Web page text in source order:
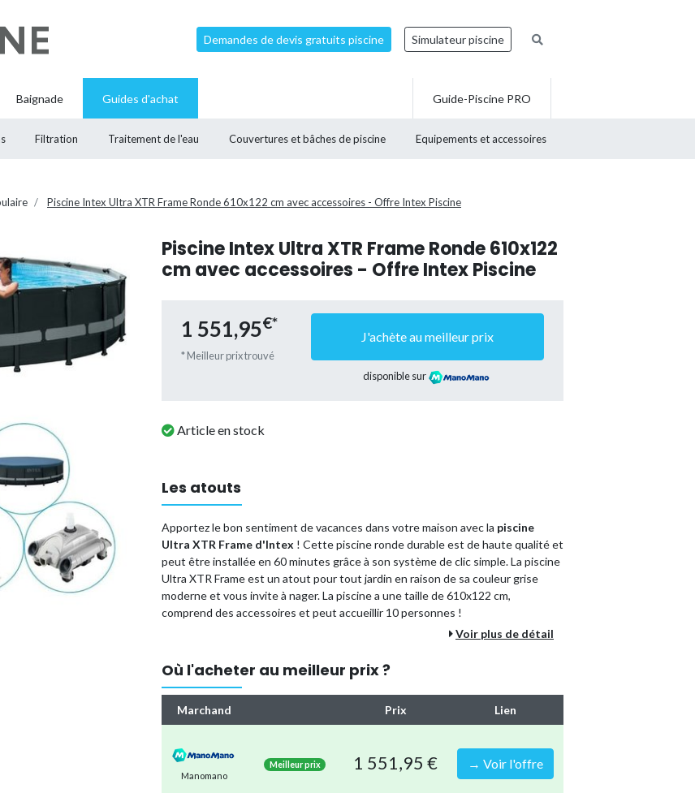
Demandes de devis gratuits piscine Simulateur piscine
Baignade Guides d'achat
Filtration Traitement de l'eau Couvertures et bâches de piscine Equipements et accessoires
Guide-Piscine PRO
Piscine Intex Ultra XTR Frame Ronde 610x122 cm avec accessoires - Offre Intex Piscine
Piscine Intex Ultra XTR Frame Ronde 610x122
cm avec accessoires - Offre Intex Piscine
1 551,95€*
* Meilleur prix trouvé
J'achète au meilleur prix
disponible sur
Article en stock
Les atouts
Apportez le bon sentiment de vacances dans votre maison avec la piscine
Ultra XTR Frame d'Intex ! Cette piscine ronde durable est de haute qualité et
peut être installée en 60 minutes grâce à son système de clic simple. La piscine
Ultra XTR Frame est un atout pour tout jardin en raison de sa couleur grise
moderne et vous invite à nager. La piscine a une taille de 610x122 cm,
comprend des accessoires et peut accueillir 10 personnes !
Avec cet ensemble, vous avez en une fois tout ce dont vous avez besoin pour
Forme: Ronde
Couleur: Gris
Adaptée pour personnes
Voir plus de détail
Où l'acheter au meilleur prix ?
Marchand Prix Lien
Manomano
Meilleur prix 1 551,95 € → Voir l'offre